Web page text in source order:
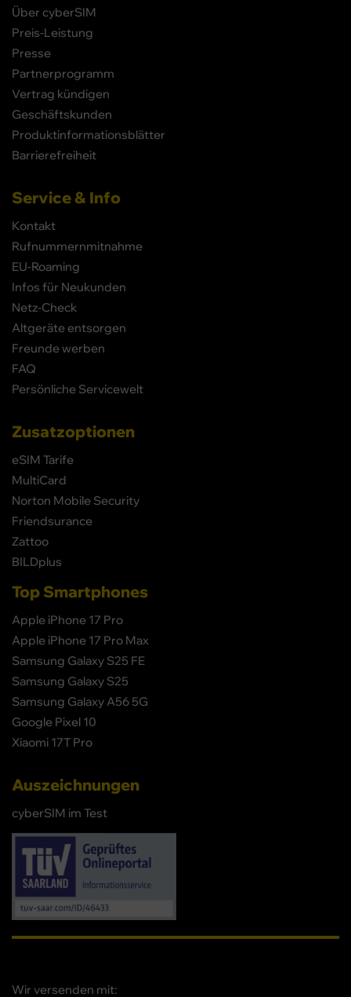
Über cyberSIM
Preis-Leistung
Presse
Partnerprogramm
Vertrag kündigen
Geschäftskunden
Produktinformationsblätter
Barrierefreiheit
Service & Info
Kontakt
Rufnummernmitnahme
EU-Roaming
Infos für Neukunden
Netz-Check
Altgeräte entsorgen
Freunde werben
FAQ
Persönliche Servicewelt
Zusatzoptionen
eSIM Tarife
MultiCard
Norton Mobile Security
Friendsurance
Zattoo
BILDplus
Top Smartphones
Apple iPhone 17 Pro
Apple iPhone 17 Pro Max
Samsung Galaxy S25 FE
Samsung Galaxy S25
Samsung Galaxy A56 5G
Google Pixel 10
Xiaomi 17T Pro
Auszeichnungen
cyberSIM im Test
Wir versenden mit: